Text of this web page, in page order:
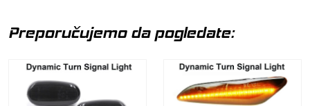
Preporučujemo da pogledate: